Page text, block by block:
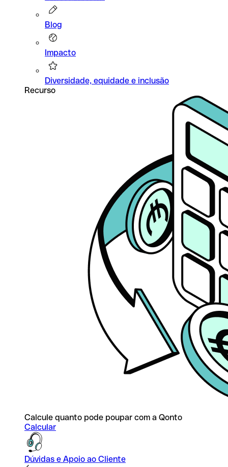
Blog
Impacto
Diversidade, equidade e inclusão
Recurso
Calcule quanto pode poupar com a Qonto
Calcular
Dúvidas e Apoio ao Cliente